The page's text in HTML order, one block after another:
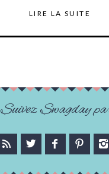
LIRE LA SUITE
Suivez Swagday